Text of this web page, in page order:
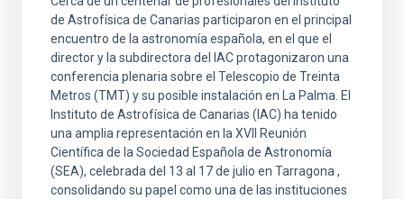
de Astrofísica de Canarias participaron en el principal
encuentro de la astronomía española, en el que el
director y la subdirectora del IAC protagonizaron una
conferencia plenaria sobre el Telescopio de Treinta
Metros (TMT) y su posible instalación en La Palma. El
Instituto de Astrofísica de Canarias (IAC) ha tenido
una amplia representación en la XVII Reunión
Científica de la Sociedad Española de Astronomía
(SEA), celebrada del 13 al 17 de julio en Tarragona ,
consolidando su papel como una de las instituciones